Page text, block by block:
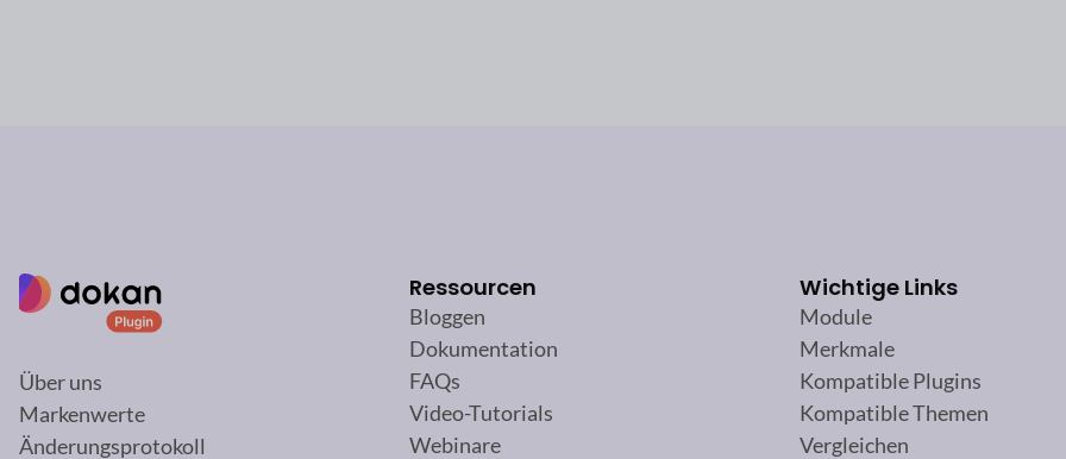
Über uns
Markenwerte
Änderungsprotokoll
Ressourcen
Bloggen
Dokumentation
FAQs
Video-Tutorials
Webinare
Wichtige Links
Module
Merkmale
Kompatible Plugins
Kompatible Themen
Vergleichen